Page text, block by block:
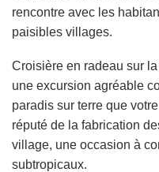
rencontre avec les
paisibles villages.
Croisière en radeau sur
une excursion agréable
paradis sur terre que
réputé de la fabrication
village, une occasion à
subtropicaux.